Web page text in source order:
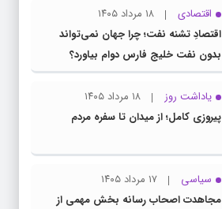
اقتصادی
۱۸ مرداد ۱۴۰۵
اقتصادِ تشنه‌ نفت؛ چرا جهان نمی‌تواند
بدون نفت خلیج فارس دوام بیاورد؟
یاداشت روز
۱۸ مرداد ۱۴۰۵
پیروزی کامل؛ از میدان تا سفره مردم
سیاسی
۱۷ مرداد ۱۴۰۵
مجاهدت اصحاب رسانه بخش مهمی از